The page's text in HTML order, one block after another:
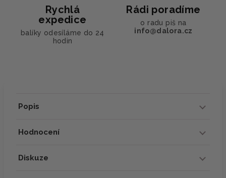
Rychlá
expedice
balíky odesíláme do 24
hodin
Rádi poradíme
o radu piš na
info@dalora.cz
Popis
Hodnocení
Diskuze